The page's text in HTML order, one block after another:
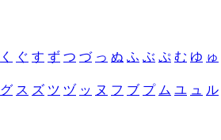
く ぐ す ず つ づ っ ぬ ふ ぶ ぷ む ゆ ゅ
グ ス ズ ツ ヅ ッ ヌ フ ブ プ ム ユ ュ ル